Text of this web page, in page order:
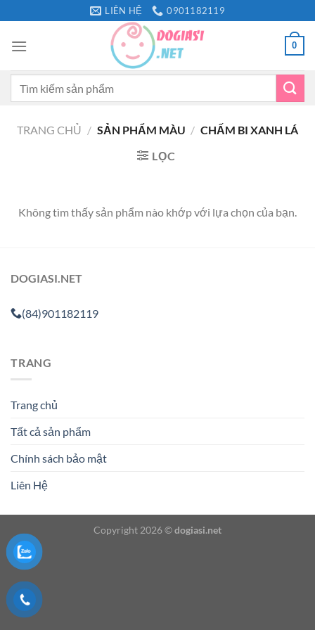
qua
nội
LIÊN HỆ 0901182119
0
TRANG CHỦ / SẢN PHẨM MÀU / CHẤM BI XANH LÁ
LỌC
Không tìm thấy sản phẩm nào khớp với lựa chọn của bạn.
DOGIASI.NET
(84)901182119
TRANG
Trang chủ
Tất cả sản phẩm
Chính sách bảo mật
Liên Hệ
Copyright 2026 ©dogiasi.net